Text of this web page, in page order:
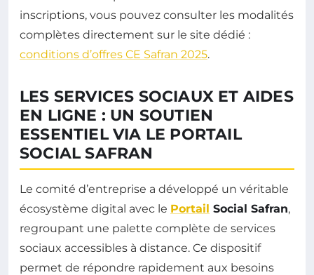
inscriptions, vous pouvez consulter les modalités
complètes directement sur le site dédié :
conditions d’offres CE Safran 2025.
LES SERVICES SOCIAUX ET AIDES
EN LIGNE : UN SOUTIEN
ESSENTIEL VIA LE PORTAIL
SOCIAL SAFRAN
Le comité d’entreprise a développé un véritable
écosystème digital avec le Portail Social Safran,
regroupant une palette complète de services
sociaux accessibles à distance. Ce dispositif
permet de répondre rapidement aux besoins